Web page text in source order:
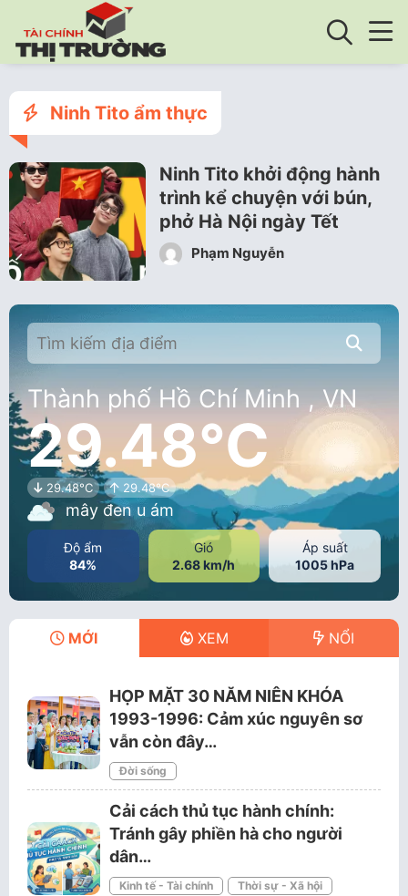
Ninh Tito ẩm thực
Ninh Tito khởi động hành
trình kể chuyện với bún,
phở Hà Nội ngày Tết
Phạm Nguyễn
Thành phố Hồ Chí Minh , VN
29.48°C
29.48°C 29.48°C
mây đen u ám
Độ ẩm
84%
Gió
2.68 km/h
Áp suất
1005 hPa
MỚI XEM NỔI
HỌP MẶT 30 NĂM NIÊN KHÓA
1993-1996: Cảm xúc nguyên sơ
vẫn còn đây…
Đời sống
Cải cách thủ tục hành chính:
Tránh gây phiền hà cho người
dân…
Kinh tế - Tài chính
Thời sự - Xã hội